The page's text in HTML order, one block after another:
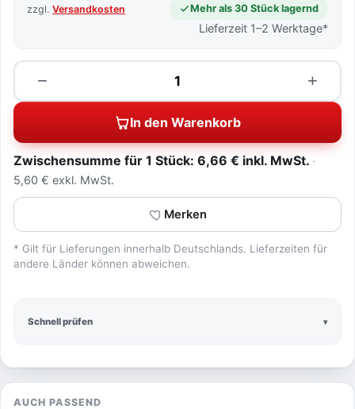
Schnell prüfen
zzgl. Versandkosten Mehr als 30 Stück lagernd
Lieferzeit 1–2 Werktage*
−
Menge +
In den Warenkorb
Zwischensumme für 1 Stück: 6,66 € inkl. MwSt.
5,60 € exkl. MwSt.
Merken
* Gilt für Lieferungen innerhalb Deutschlands. Lieferzeiten für
andere Länder können abweichen.
AUCH PASSEND